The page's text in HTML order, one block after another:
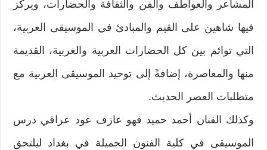
المشاعر والعواطف والفن والثقافة والحضارات، ويركز
فيها شاهين على القيم والمبادئ في الموسيقى العربية،
التي توائم بين كل الحضارات العربية والغربية، القديمة
منها والمعاصرة، إضافةً إلى توحيد الموسيقى العربية مع
متطلبات العصر الحديث.
وكذلك الفنان أحمد حميد فهو عازف عود عراقي درس
الموسيقى في كلية الفنون الجميلة في بغداد ليلتحق